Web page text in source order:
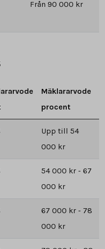
Från 90 000 kr
Mäklararvode
procent
Upp till 54
000 kr
54 000 kr - 67
000 kr
67 000 kr - 78
000 kr